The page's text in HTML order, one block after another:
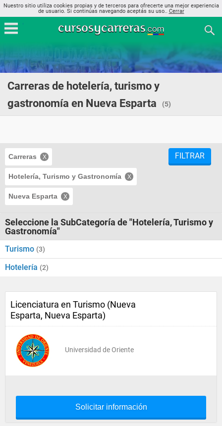
Nuestro sitio utiliza cookies propias y de terceros para ofrecerte una mejor experiencia
de usuario. Si continúas navegando aceptás su uso.. Cerrar
Carreras de hotelería, turismo y
gastronomía en Nueva Esparta
(5)
Carreras
Hotelería, Turismo y Gastronomía
Nueva Esparta
FILTRAR
Seleccione la SubCategoría de "Hotelería, Turismo y
Gastronomía"
Turismo (3)
Hotelería (2)
Licenciatura en Turismo (Nueva
Esparta, Nueva Esparta)
Universidad de Oriente
Solicitar información